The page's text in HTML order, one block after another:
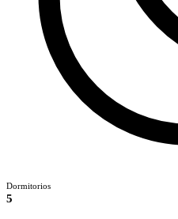
Dormitorios
5